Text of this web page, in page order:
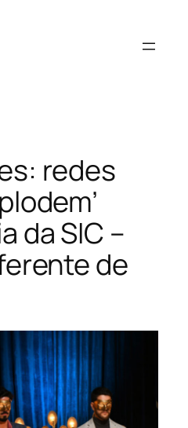
redes
da SIC –
de